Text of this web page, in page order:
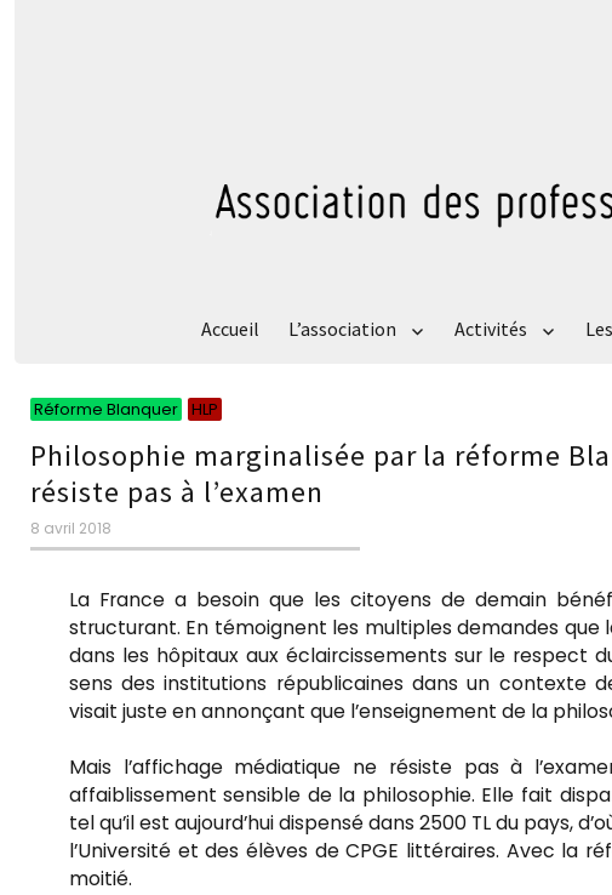
Accueil L’association Activités
Réforme Blanquer HLP
Philosophie marginalisée par la réforme
résiste pas à l’examen
Publié
le
8 avril 2018
La France a besoin que les citoyens de demain
structurant. En témoignent les multiples demandes que
dans les hôpitaux aux éclaircissements sur le respect
sens des institutions républicaines dans un contexte
visait juste en annonçant que l’enseignement de la
Mais l’affichage médiatique ne résiste pas à
affaiblissement sensible de la philosophie. Elle fait
tel qu’il est aujourd’hui dispensé dans 2500 TL du pays,
l’Université et des élèves de CPGE littéraires. Avec la
moitié.